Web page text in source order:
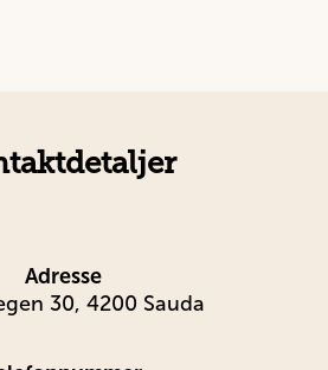
Adresse
30, 4200 Sauda